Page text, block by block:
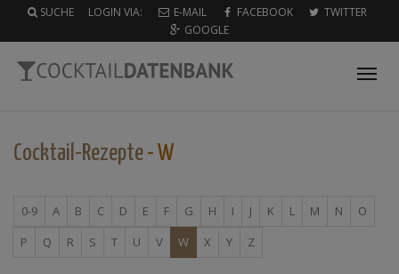
SUCHE LOGIN VIA: E-MAIL FACEBOOK
TWITTER
GOOGLE
Cocktail-Rezepte- W
0-9 A B C D E F G H I J K L M N
O
P
Q R S T U V W X Y Z